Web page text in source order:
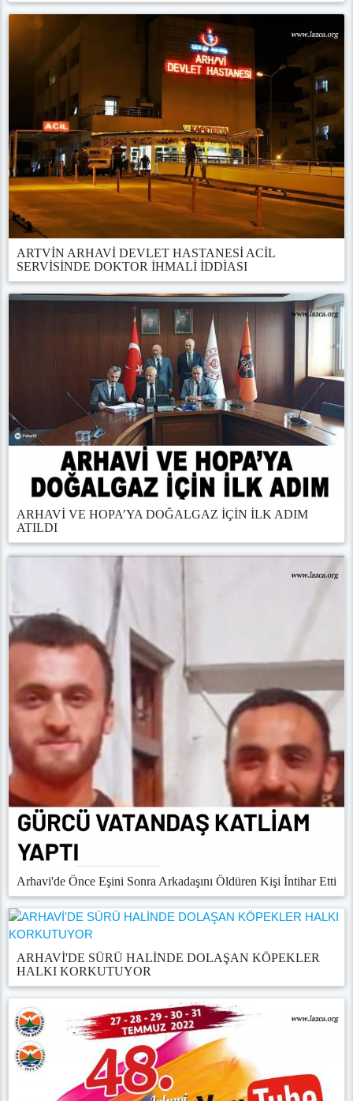
ARTVİN ARHAVİ DEVLET HASTANESİ ACİL
SERVİSİNDE DOKTOR İHMALİ İDDİASI
ARHAVİ VE HOPA’YA DOĞALGAZ İÇİN İLK ADIM
ATILDI
Arhavi'de Önce Eşini Sonra Arkadaşını Öldüren Kişi İntihar Etti
ARHAVİ'DE SÜRÜ HALİNDE DOLAŞAN KÖPEKLER
HALKI KORKUTUYOR